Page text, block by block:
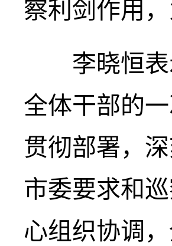
察利剑作用
李晓恒
全体干部的
贯彻部署，
市委要求和
心组织协调